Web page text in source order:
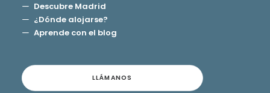
Descubre Madrid
¿Dónde alojarse?
Aprende con el blog
LLÁMANOS